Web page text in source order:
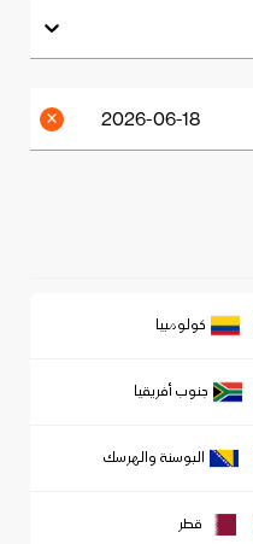
2026-06-18
كولومبيا
جنوب أفريقيا
البوسنة والهرسك
قطر